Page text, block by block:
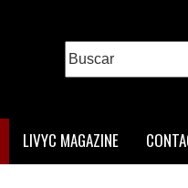
LIVYC MAGAZINE